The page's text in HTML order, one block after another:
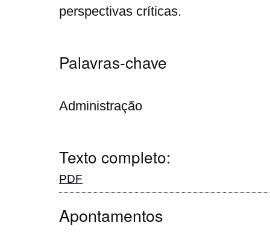
perspectivas críticas.
Palavras-chave
Administração
Texto completo:
PDF
Apontamentos